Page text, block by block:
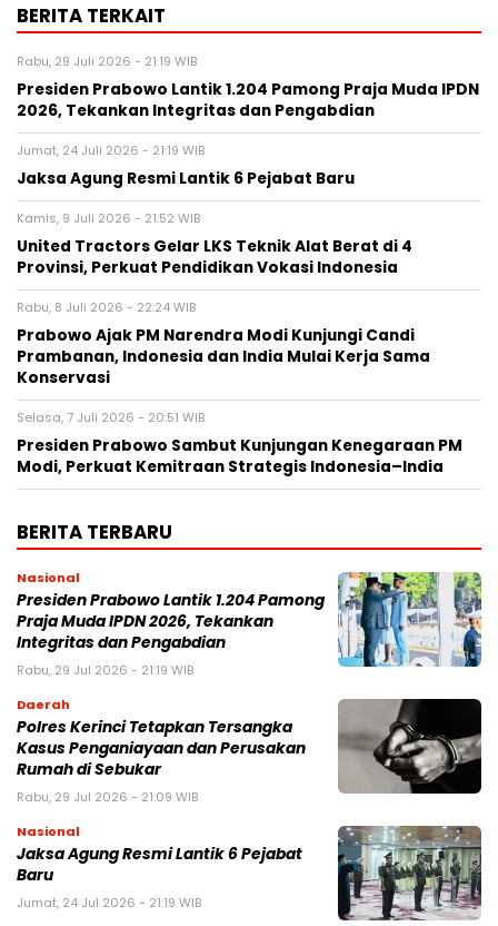
BERITA TERKAIT
Rabu, 29 Juli 2026 - 21:19 WIB
Presiden Prabowo Lantik 1.204 Pamong Praja Muda IPDN
2026, Tekankan Integritas dan Pengabdian
Jumat, 24 Juli 2026 - 21:19 WIB
Jaksa Agung Resmi Lantik 6 Pejabat Baru
Kamis, 9 Juli 2026 - 21:52 WIB
United Tractors Gelar LKS Teknik Alat Berat di 4
Provinsi, Perkuat Pendidikan Vokasi Indonesia
Rabu, 8 Juli 2026 - 22:24 WIB
Prabowo Ajak PM Narendra Modi Kunjungi Candi
Prambanan, Indonesia dan India Mulai Kerja Sama
Konservasi
Selasa, 7 Juli 2026 - 20:51 WIB
Presiden Prabowo Sambut Kunjungan Kenegaraan PM
Modi, Perkuat Kemitraan Strategis Indonesia–India
BERITA TERBARU
Nasional
Presiden Prabowo Lantik 1.204 Pamong
Praja Muda IPDN 2026, Tekankan
Integritas dan Pengabdian
Rabu, 29 Jul 2026 - 21:19 WIB
Daerah
Polres Kerinci Tetapkan Tersangka
Kasus Penganiayaan dan Perusakan
Rumah di Sebukar
Rabu, 29 Jul 2026 - 21:09 WIB
Nasional
Jaksa Agung Resmi Lantik 6 Pejabat
Baru
Jumat, 24 Jul 2026 - 21:19 WIB